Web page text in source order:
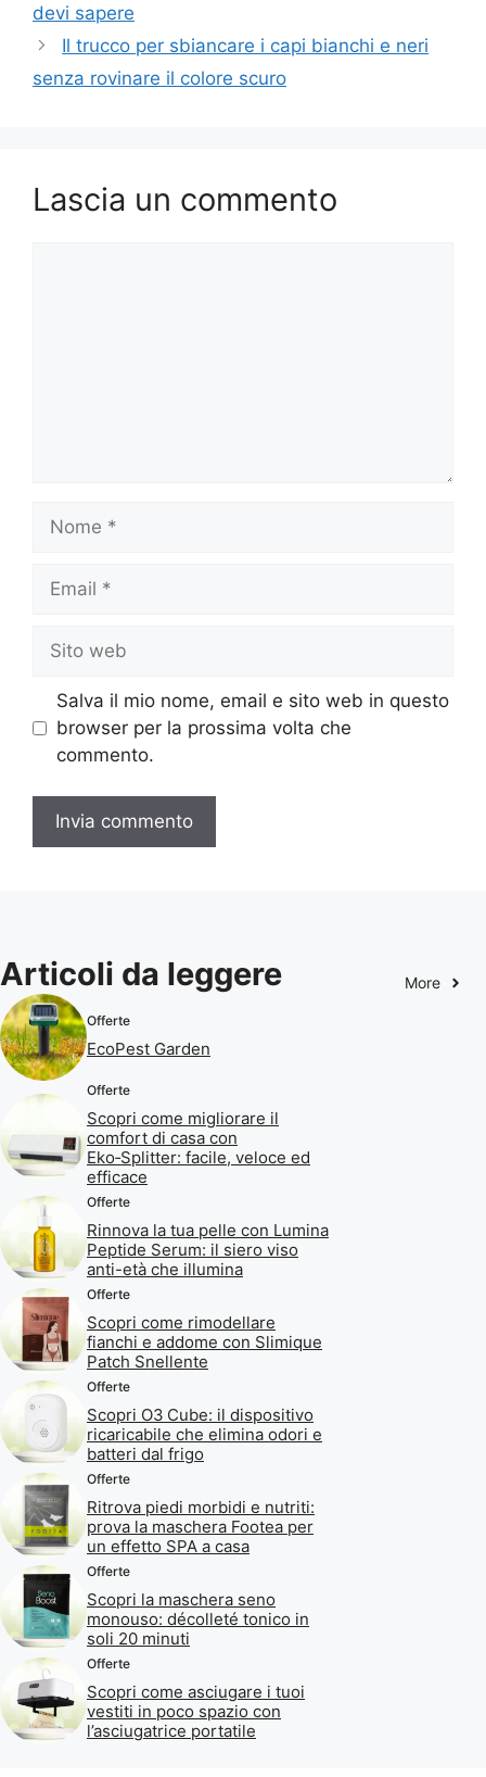
devi sapere
Il trucco per sbiancare i capi bianchi e neri
senza rovinare il colore scuro
Lascia un commento
web
Salva il mio nome, email e sito web in questo
browser per la prossima volta che
commento.
Articoli da leggere More
Offerte
EcoPest Garden
Offerte
Scopri come migliorare il
comfort di casa con
Eko‑Splitter: facile, veloce ed
efficace
Offerte
Rinnova la tua pelle con Lumina
Peptide Serum: il siero viso
anti-età che illumina
Offerte
Scopri come rimodellare
fianchi e addome con Slimique
Patch Snellente
Offerte
Scopri O3 Cube: il dispositivo
ricaricabile che elimina odori e
batteri dal frigo
Offerte
Ritrova piedi morbidi e nutriti:
prova la maschera Footea per
un effetto SPA a casa
Offerte
Scopri la maschera seno
monouso: décolleté tonico in
soli 20 minuti
Offerte
Scopri come asciugare i tuoi
vestiti in poco spazio con
l’asciugatrice portatile